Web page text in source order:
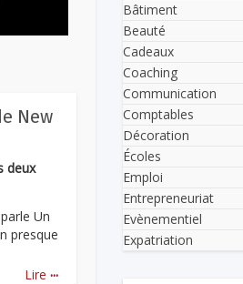
New
deux
Un
presque
Lire ...
Bâtiment
Beauté
Cadeaux
Coaching
Communication
Comptables
Décoration
Écoles
Emploi
Entrepreneuriat
Evènementiel
Expatriation